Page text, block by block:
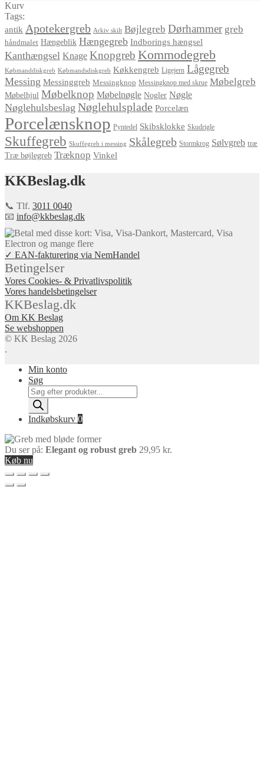
Kurv
Tags:
antik Apotekergreb Arkiv skilt Bøjlegreb Dørhammer greb
håndmalet Hængeblik Hængegreb Indborings hængsel
Kanthængsel Knage Knopgreb Kommodegreb
Købmanddiskgreb Købmandsdiskgreb Køkkengreb Ligejern Lågegreb
Messing Messinggreb Messingknop Messingknop med skrue Møbelgreb
Møbelhjul Møbelknop Møbelnøgle Nogler Nøgle
Nøglehulsbeslag Nøglehulsplade Porcelæn
Porcelænsknop Pyntedel Skibsklokke Skudrigle
Skuffegreb Skuffegreb i messing Skålegreb Stormkrog Sølvgreb træ
Træ bøjlegreb Træknop Vinkel
KKBeslag.dk
📞 Tlf. 3011 0040
📧 info@kkbeslag.dk
✓ EAN-fakturering via NemHandel
Betingelser
Vores Cookies- & Privatlivspolitik
Vores handelsbetingelser
KKBeslag.dk
Om KK Beslag
Se webshoppen
© KK Beslag 2026
.
Min konto
Søg
Products
search
Indkøbskurv 0
Du ser på: Elegant og robust greb 29,95 kr.
Køb nu